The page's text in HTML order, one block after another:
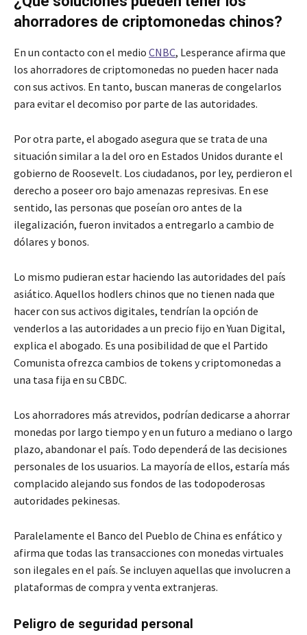
ahorradores de criptomonedas chinos?
En un contacto con el medio CNBC, Lesperance afirma que
los ahorradores de criptomonedas no pueden hacer nada
con sus activos. En tanto, buscan maneras de congelarlos
para evitar el decomiso por parte de las autoridades.
Por otra parte, el abogado asegura que se trata de una
situación similar a la del oro en Estados Unidos durante el
gobierno de Roosevelt. Los ciudadanos, por ley, perdieron el
derecho a poseer oro bajo amenazas represivas. En ese
sentido, las personas que poseían oro antes de la
ilegalización, fueron invitados a entregarlo a cambio de
dólares y bonos.
Lo mismo pudieran estar haciendo las autoridades del país
asiático. Aquellos hodlers chinos que no tienen nada que
hacer con sus activos digitales, tendrían la opción de
venderlos a las autoridades a un precio fijo en Yuan Digital,
explica el abogado. Es una posibilidad de que el Partido
Comunista ofrezca cambios de tokens y criptomonedas a
una tasa fija en su CBDC.
Los ahorradores más atrevidos, podrían dedicarse a ahorrar
monedas por largo tiempo y en un futuro a mediano o largo
plazo, abandonar el país. Todo dependerá de las decisiones
personales de los usuarios. La mayoría de ellos, estaría más
complacido alejando sus fondos de las todopoderosas
autoridades pekinesas.
Paralelamente el Banco del Pueblo de China es enfático y
afirma que todas las transacciones con monedas virtuales
son ilegales en el país. Se incluyen aquellas que involucren a
plataformas de compra y venta extranjeras.
Peligro de seguridad personal